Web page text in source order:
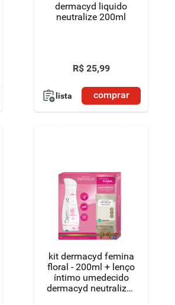
dermacyd liquido
neutralize 200ml
R$ 25,99
lista comprar
kit dermacyd femina
floral - 200ml + lenço
íntimo umedecido
dermacyd neutralize -